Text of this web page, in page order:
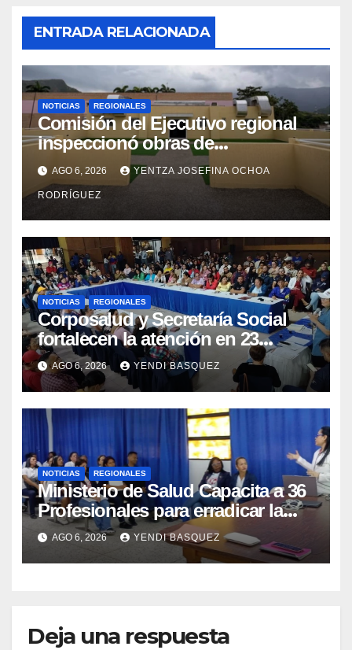
ENTRADA RELACIONADA
NOTICIAS REGIONALES
Comisión del Ejecutivo regional
inspeccionó obras de
recuperación en la Maternidad
Integral Aragua
AGO 6, 2026 YENTZA JOSEFINA OCHOA
RODRÍGUEZ
NOTICIAS REGIONALES
Corposalud y Secretaría Social
fortalecen la atención en 23
municipios
AGO 6, 2026 YENDI BASQUEZ
NOTICIAS REGIONALES
Ministerio de Salud Capacita a 36
Profesionales para erradicar la
Tuberculosis en Yaracuy
AGO 6, 2026 YENDI BASQUEZ
Deja una respuesta